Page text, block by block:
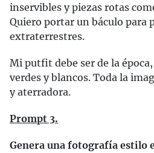
inservibles y piezas rotas
Quiero portar un báculo para
extraterrestres.
Mi putfit debe ser de la
verdes y blancos. Toda la
y aterradora.
Prompt 3.
Genera una fotografía estilo